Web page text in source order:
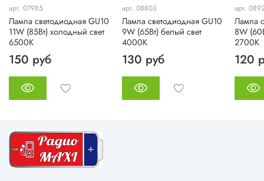
арт. 07985
Лампа cветодиодная GU10
11W (85Вт) холодный свет
6500K
150 руб
арт. 08803
Лампа cветодиодная GU10
9W (65Вт) белый свет
4000K
130 руб
арт.
Лампа
8W
2700K
120